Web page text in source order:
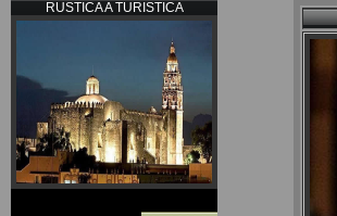
RUSTICA A TURISTICA